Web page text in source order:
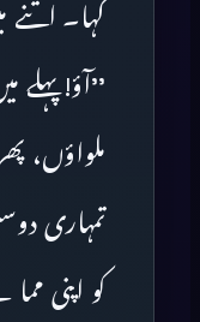
کہا۔ اتنے
’’آؤ! پہلے
ملواؤں،
تمہاری
کو اپنی